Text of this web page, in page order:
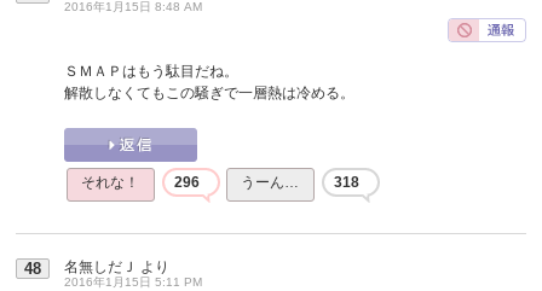
2016年1月15日 8:48 AM
ＳＭＡＰはもう駄目だね。
解散しなくてもこの騒ぎで一層熱は冷める。
それな！ 296 うーん… 318
48 名無しだＪ より
2016年1月15日 5:11 PM